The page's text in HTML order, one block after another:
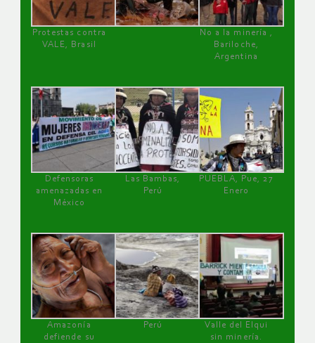
Protestas contra
VALE, Brasil
No a la minería ,
Bariloche,
Argentina
Defensoras
amenazadas en
México
Las Bambas,
Perú
PUEBLA, Pue, 27
Enero
Amazonía
defiende su
Perú
Valle del Elqui
sin minería.